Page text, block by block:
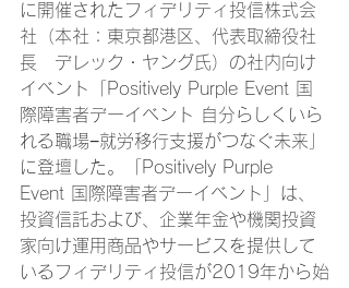
に開催されたフィデリティ投信株式会
社（本社：東京都港区、代表取締役社
長　デレック・ヤング氏）の社内向け
イベント「Positively Purple Event 国
際障害者デーイベント 自分らしくいら
れる職場−就労移行支援がつなぐ未来」
に登壇した。「Positively Purple
Event 国際障害者デーイベント」は、
投資信託および、企業年金や機関投資
家向け運用商品やサービスを提供して
いるフィデリティ投信が2019年から始